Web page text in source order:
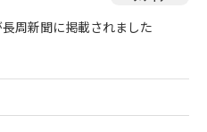
周新聞に掲載されました